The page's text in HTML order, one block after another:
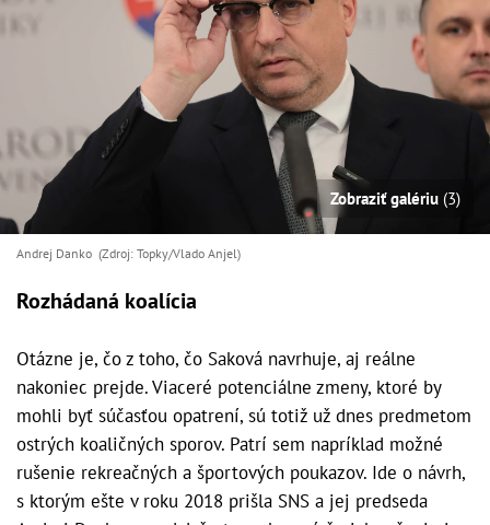
Zobraziť galériu (3)
Andrej Danko (Zdroj: Topky/Vlado Anjel)
Rozhádaná koalícia
Otázne je, čo z toho, čo Saková navrhuje, aj reálne
nakoniec prejde. Viaceré potenciálne zmeny, ktoré by
mohli byť súčasťou opatrení, sú totiž už dnes predmetom
ostrých koaličných sporov. Patrí sem napríklad možné
rušenie rekreačných a športových poukazov. Ide o návrh,
s ktorým ešte v roku 2018 prišla SNS a jej predseda